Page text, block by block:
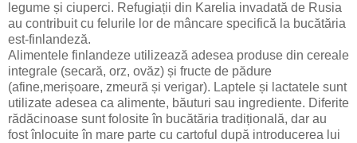
legume și ciuperci. Refugiații din Karelia invadată de Rusia
au contribuit cu felurile lor de mâncare specifică la bucătăria
est-finlandeză.
Alimentele finlandeze utilizează adesea produse din cereale
integrale (secară, orz, ovăz) și fructe de pădure
(afine,merișoare, zmeură și verigar). Laptele și lactatele sunt
utilizate adesea ca alimente, băuturi sau ingrediente. Diferite
rădăcinoase sunt folosite în bucătăria tradițională, dar au
fost înlocuite în mare parte cu cartoful după introducerea lui